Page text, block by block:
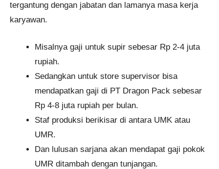
tergantung dengan jabatan dan lamanya masa kerja
karyawan.
Misalnya gaji untuk supir sebesar Rp 2-4 juta
rupiah.
Sedangkan untuk store supervisor bisa
mendapatkan gaji di PT Dragon Pack sebesar
Rp 4-8 juta rupiah per bulan.
Staf produksi berikisar di antara UMK atau
UMR.
Dan lulusan sarjana akan mendapat gaji pokok
UMR ditambah dengan tunjangan.